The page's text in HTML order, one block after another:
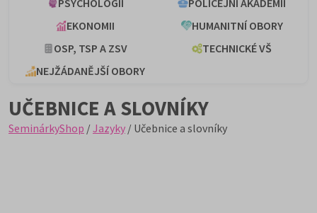
PSYCHOLOGII
POLICEJNÍ AKADEMII
EKONOMII
HUMANITNÍ OBORY
OSP, TSP A ZSV
TECHNICKÉ VŠ
NEJŽÁDANĚJŠÍ OBORY
UČEBNICE A SLOVNÍKY
SeminárkyShop /Jazyky / Učebnice a slovníky